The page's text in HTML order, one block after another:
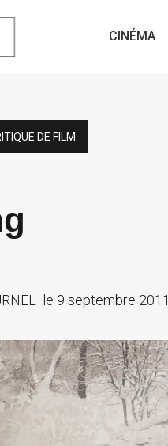
CINÉMA
DE FILM
le 9 septembre 2011